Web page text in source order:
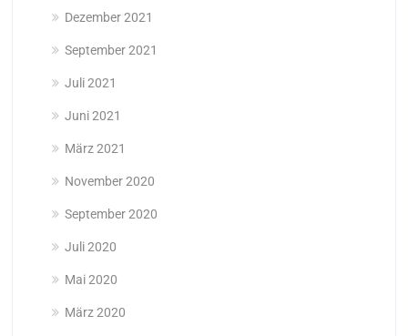
Dezember 2021
September 2021
Juli 2021
Juni 2021
März 2021
November 2020
September 2020
Juli 2020
Mai 2020
März 2020